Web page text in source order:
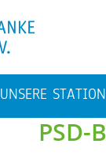
UN­SE­RE
KMT – STA­TI­ON 62
PSD-